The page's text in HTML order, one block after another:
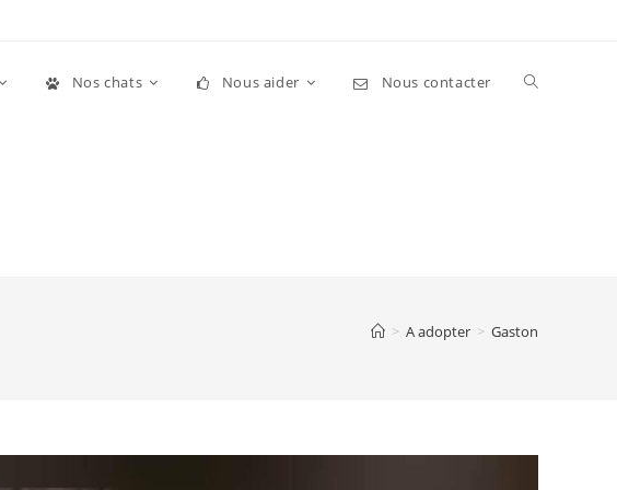
Nos chats Nous aider Nous contacter Toggle
> A adopter > Gaston